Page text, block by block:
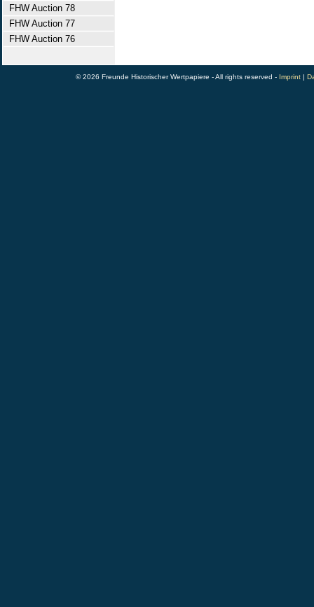
FHW Auction 78
FHW Auction 77
FHW Auction 76
© 2026 Freunde Historischer Wertpapiere - All rights reserved - Imprint |